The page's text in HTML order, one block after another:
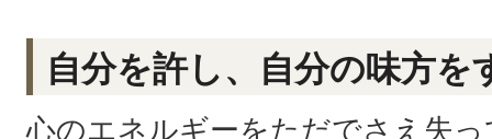
自分を許し、自分の味方を
心のエネルギーをただでさえ失